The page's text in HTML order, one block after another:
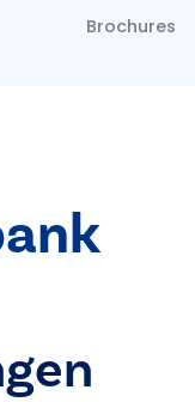
Brochures